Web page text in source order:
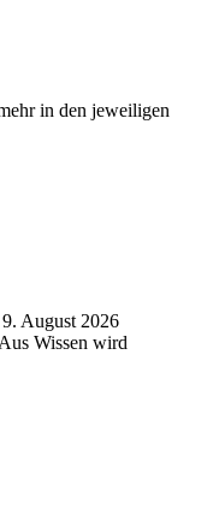
in den jeweiligen
August 2026
Wissen wird